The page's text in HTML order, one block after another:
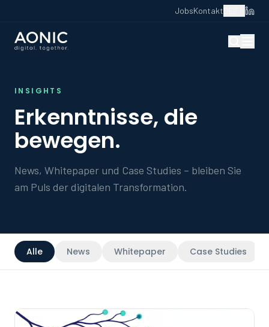
JobsKontakt
INSIGHTS
Erkenntnisse, die
bewegen.
News, Whitepaper und Case Studies – bleiben Sie
am Puls der digitalen Transformation.
Alle News Whitepaper Case Studies